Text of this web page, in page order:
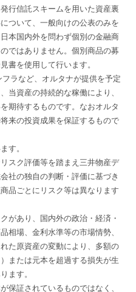
行信託スキームを用いた資産裏
ついて、一般向けの公表のみを
本国内外を問わず個別の金融商
ではありません。個別商品の募
書を使用して行います。
ラなど、オルタナが提供を予定
当資産の持続的な稼働により、
期待するものです。なおオルタ
来の投資成果を保証するもので
す。
スク評価等を踏まえ三井物産デ
社の独自の判断・評価に基づき
品ごとにリスク等は異なります
があり、国内外の政治・経済・
相場、金利水準等の市場情勢、
た原資産の変動により、多額の
または元本を超過する損失が生
ます。
保証されているものではなく、